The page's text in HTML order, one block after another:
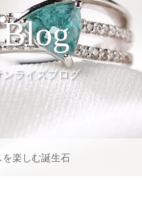
Blog
ンライズブログ
楽しむ誕生石